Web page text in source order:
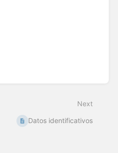
Next
Datos identificativos